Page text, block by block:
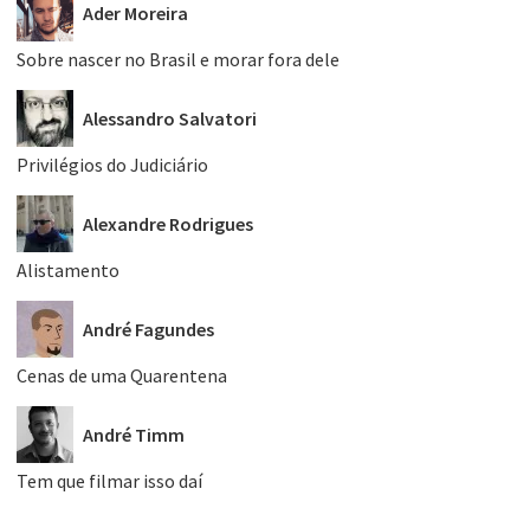
Ader Moreira
Sobre nascer no Brasil e morar fora dele
Alessandro Salvatori
Privilégios do Judiciário
Alexandre Rodrigues
Alistamento
André Fagundes
Cenas de uma Quarentena
André Timm
Tem que filmar isso daí